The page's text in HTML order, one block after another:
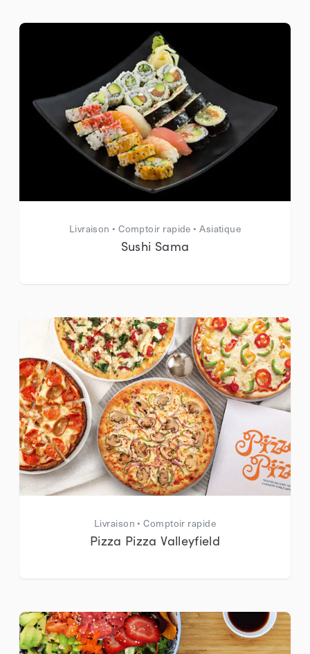
Livraison • Comptoir rapide • Asiatique
Sushi Sama
Livraison • Comptoir rapide
Pizza Pizza Valleyfield